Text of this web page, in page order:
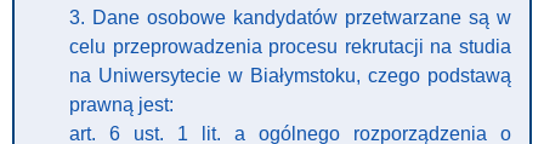
3. Dane osobowe kandydatów przetwarzane są w
celu przeprowadzenia procesu rekrutacji na studia
na Uniwersytecie w Białymstoku, czego podstawą
prawną jest:
art. 6 ust. 1 lit. a ogólnego rozporządzenia o